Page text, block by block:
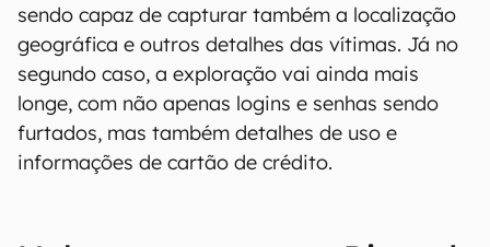
sendo capaz de capturar também a localização
geográfica e outros detalhes das vítimas. Já no
segundo caso, a exploração vai ainda mais
longe, com não apenas logins e senhas sendo
furtados, mas também detalhes de uso e
informações de cartão de crédito.